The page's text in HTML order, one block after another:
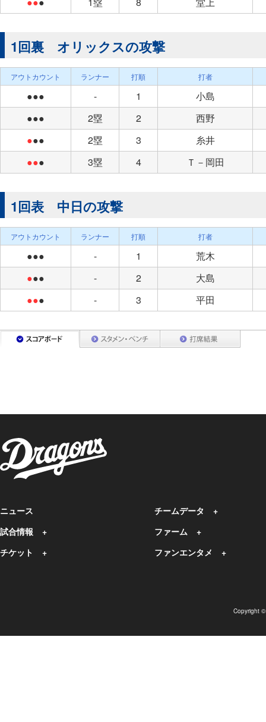
1回裏 オリックスの攻撃
アウトカウント ランナー 打順 打者
●●● - 1
小島
●●●
2塁 2
西野
●●● 2塁 3
糸井
●●● 3塁 4 Ｔ－岡田
1回表 中日の攻撃
アウトカウント ランナー 打順 打者
●●● - 1
荒木
●●● - 2
大島
●●● - 3 平田
ニュース
試合情報
チケット
チームデータ
ファーム
ファンエンタメ
Copyright